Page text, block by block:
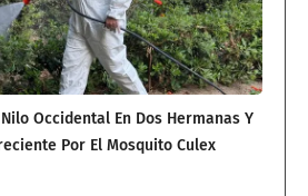
Occidental En Dos Hermanas Y
Por El Mosquito Culex